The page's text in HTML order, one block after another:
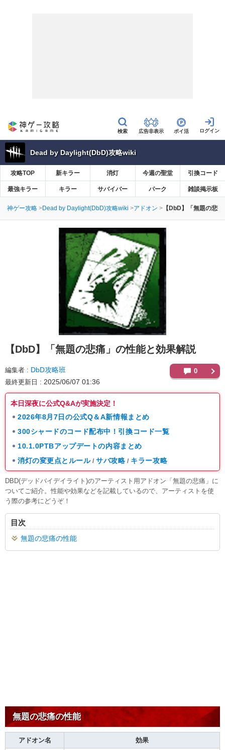
広告非表示 ポイ活
Dead by Daylight(DbD)攻略wiki
攻略TOP 新キラー 消灯 今週の聖堂 引換コード
最強キラー キラー サバイバー パーク 雑談掲示板
神ゲー攻略 Dead by Daylight(DbD)攻略wiki アドオン 【DbD】「無題の悲
【DbD】 「無題の悲痛」の性能と効果解説
編集者 DbD攻略班
最終更新日 2025/06/07 01:36
0
本日深夜に公式Q&Aが実施決定！
2026年8月7日の公式Q＆A新情報まとめ
300シャードのコード配布中！引換コード一覧
10.1.0PTBアップデートの内容まとめ
消灯の変更点とルール / サバ攻略 / キラー攻略
DBD(デッドバイデイライト)のアーティスト用アドオン「無題の悲痛」に
ついてご紹介。性能や効果などを記載しているので、アーティストを使
う際の参考にどうぞ！
目次
無題の悲痛の性能
無題の悲痛の性能
アドオン名 効果